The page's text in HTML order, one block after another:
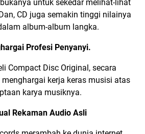
untuk sekedar melihat-lihat
CD juga semakin tinggi nilainya
album-album langka.
Profesi Penyanyi.
Compact Disc Original, secara
kerja keras musisi atas
karya musiknya.
Rekaman Audio Asli